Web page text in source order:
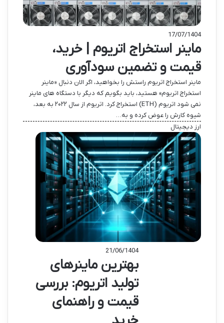
17/07/1404
ماینر استخراج اتریوم | خرید،
قیمت و تضمین سودآوری
ماینر استخراج اتریوم راستش را بخواهید، اگر الان دنبال «ماینر
استخراج اتریوم» هستید، باید بگویم که دیگر با دستگاه های ماینر
نمی شود اتریوم (ETH) استخراج کرد. اتریوم از سال ۲۰۲۲ به بعد،
شیوه کارش را عوض کرده و به…
ارز دیجیتال
21/06/1404
بهترین ماینرهای
تولید اتریوم: بررسی
قیمت و راهنمای